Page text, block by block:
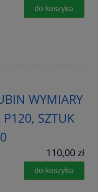
do koszyka
WYMIARY
P120, SZTUK
110,00 zł
do koszyka